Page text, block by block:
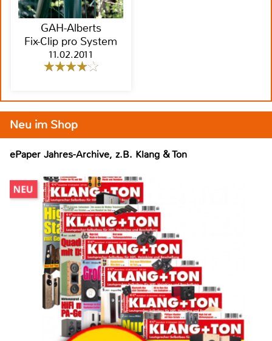
GAH-Alberts
Fix-Clip pro System
11.02.2011
Neu im Shop
ePaper Jahres-Archive, z.B. Klang & Ton